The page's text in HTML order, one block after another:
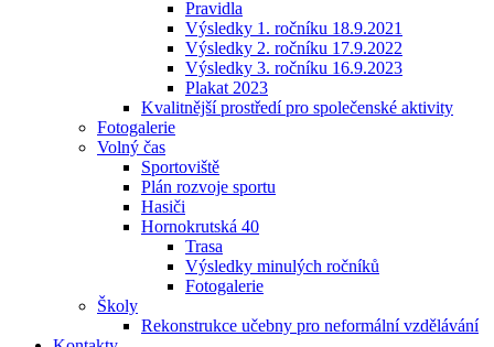
Pravidla
Výsledky 1. ročníku 18.9.2021
Výsledky 2. ročníku 17.9.2022
Výsledky 3. ročníku 16.9.2023
Plakat 2023
Kvalitnější prostředí pro společenské aktivity
Fotogalerie
Volný čas
Sportoviště
Plán rozvoje sportu
Hasiči
Hornokrutská 40
Trasa
Výsledky minulých ročníků
Fotogalerie
Školy
Rekonstrukce učebny pro neformální vzdělávání